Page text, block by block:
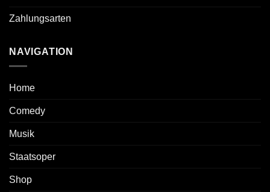
Zahlungsarten
NAVIGATION
Home
Comedy
Musik
Staatsoper
Shop